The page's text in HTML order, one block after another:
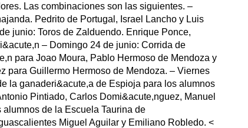
Las combinaciones son las siguientes. –
Pedrito de Portugal, Israel Lancho y Luis
junio: Toros de Zalduendo. Enrique Ponce,
– Domingo 24 de junio: Corrida de
para Joao Moura, Pablo Hermoso de Mendoza y
para Guillermo Hermoso de Mendoza. – Viernes
la ganaderi&acute,a de Espioja para los alumnos
Pintiado, Carlos Domi&acute,nguez, Manuel
de la Escuela Taurina de
Miguel Aguilar y Emiliano Robledo. <